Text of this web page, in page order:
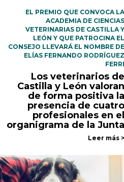
EL PREMIO QUE CONVOCA LA
ACADEMIA DE CIENCIAS
VETERINARIAS DE CASTILLA Y
LEÓN Y QUE PATROCINA EL
CONSEJO LLEVARÁ EL NOMBRE DE
ELÍAS FERNANDO RODRÍGUEZ
FERRI
Los veterinarios de
Castilla y León valoran
de forma positiva la
presencia de cuatro
profesionales en el
organigrama de la Junta
Leer más >